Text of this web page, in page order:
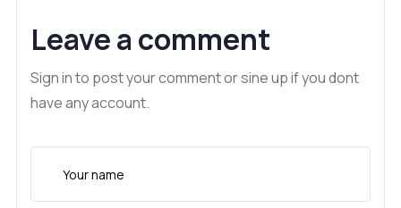
Leave a comment
Sign in to post your comment or sine up if you dont
have any account.